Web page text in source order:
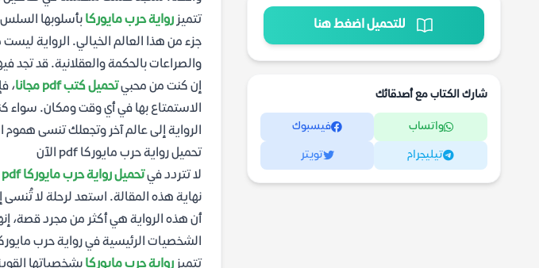
للتحميل اضغط هنا
شارك الكتاب مع أصدقائك
واتساب فيسبوك
تيليجرام تويتر
تتميز رواية حرب مايوركا بأسلوبها السلس
جزء من هذا العالم الخيالي. الرواية
والصراعات بالحكمة والعقلانية. قد تجد
إن كنت من محبيتحميل كتب pdf مجانا ،
الاستمتاع بها في أي وقت ومكان. سواء كنت
الرواية إلى عالم آخر وتجعلك تنسى هموم
تحميل رواية حرب مايوركا pdf الآن
لا تتردد فيتحميل رواية حرب مايوركا pdf
نهاية هذه المقالة. استعد لرحلة لا
أن هذه الرواية هي أكثر من مجرد قصة،
الشخصيات الرئيسية في رواية حرب
تتميز رواية حرب مايوركا بشخصياتها